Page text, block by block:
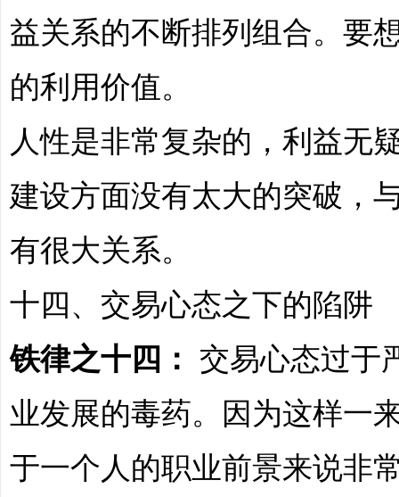
益关系的不断排列组合。要
的利用价值。
人性是非常复杂的，利益无
建设方面没有太大的突破，
有很大关系。
十四、交易心态之下的陷阱
铁律之十四：
交易心态过于
业发展的毒药。因为这样一
于一个人的职业前景来说非